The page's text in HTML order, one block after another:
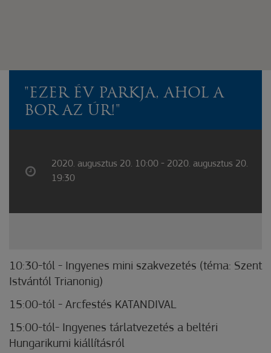
"EZER ÉV PARKJA, AHOL A
BOR AZ ÚR!"
2020. augusztus 20. 10:00 - 2020. augusztus 20.
19:30
10:30-tól - Ingyenes mini szakvezetés (téma: Szent
Istvántól Trianonig)
15:00-tól - Arcfestés KATANDIVAL
15:00-tól- Ingyenes tárlatvezetés a beltéri
Hungarikumi kiállításról